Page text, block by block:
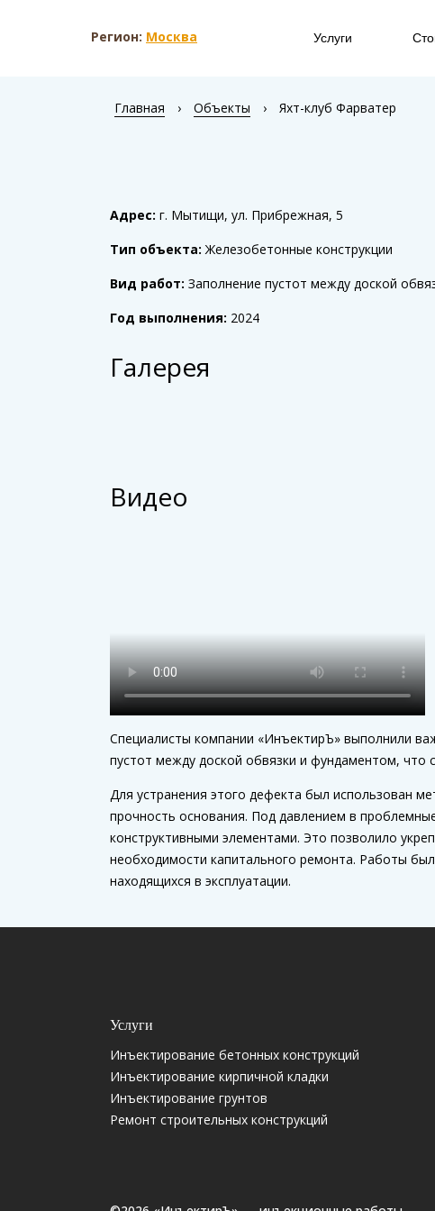
Регион: Москва Услуги
Главная › Объекты › Яхт-клуб Фарватер
Адрес: г. Мытищи, ул. Прибрежная, 5
Тип объекта: Железобетонные конструкции
Вид работ: Заполнение пустот между доской
Год выполнения: 2024
Галерея
Видео
Специалисты компании «ИнъектирЪ» выполнили
пустот между доской обвязки и фундаментом, что
Для устранения этого дефекта был использован
прочность основания. Под давлением в
конструктивными элементами. Это позволило
необходимости капитального ремонта. Работы
находящихся в эксплуатации.
Услуги
Инъектирование бетонных конструкций
Инъектирование кирпичной кладки
Инъектирование грунтов
Ремонт строительных конструкций